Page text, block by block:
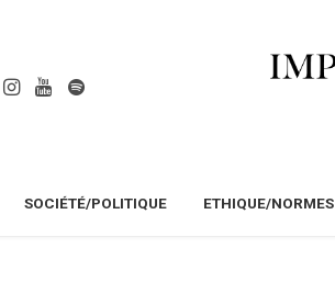
SOCIÉTÉ/POLITIQUE ETHIQUE/NORMES